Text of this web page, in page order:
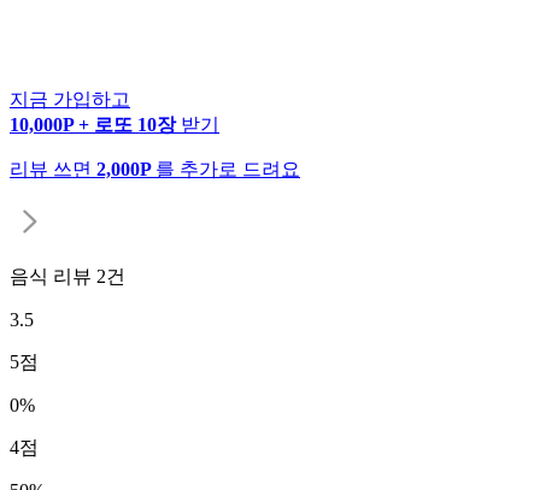
지금 가입하고
10,000P + 로또 10장 받기
리뷰 쓰면 2,000P 를 추가로 드려요
음식 리뷰 2건
3.5
5점
0%
4점